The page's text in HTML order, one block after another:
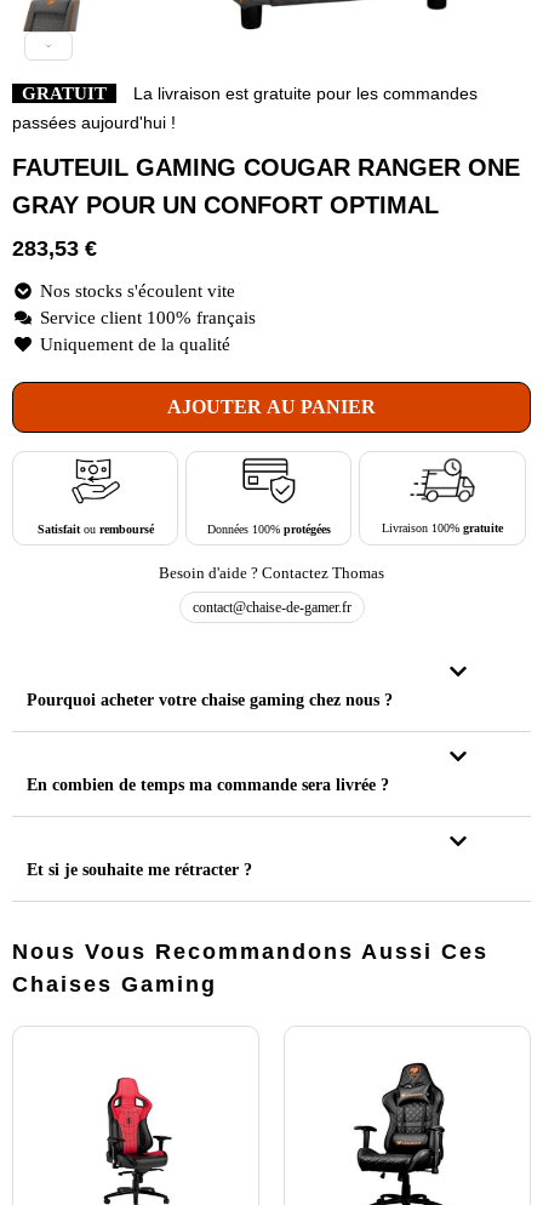
GRATUIT
La livraison est gratuite pour les commandes
passées aujourd'hui !
FAUTEUIL GAMING COUGAR RANGER ONE
GRAY POUR UN CONFORT OPTIMAL
283,53 €
Nos stocks s'écoulent vite
Service client 100% français
Uniquement de la qualité
AJOUTER AU PANIER
Satisfaitou remboursé Données 100% protégées Livraison 100%gratuite
Besoin d'aide ? Contactez Thomas
contact@chaise-de-gamer.fr
Pourquoi acheter votre chaise gaming chez nous ?
En combien de temps ma commande sera livrée ?
Et si je souhaite me rétracter ?
Nous Vous Recommandons Aussi Ces
Chaises Gaming